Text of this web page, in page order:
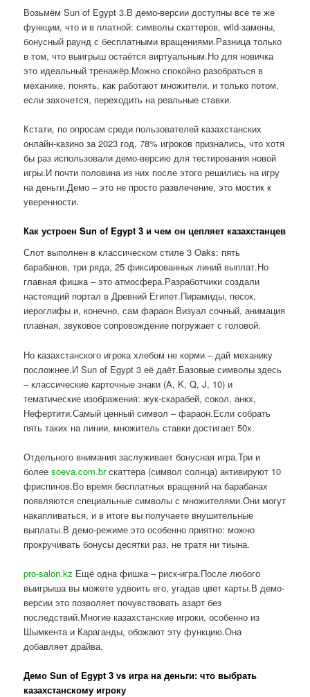
Возьмём Sun of Egypt 3.В демо-версии доступны все те же
функции, что и в платной: символы скаттеров, wild-замены,
бонусный раунд с бесплатными вращениями.Разница только
в том, что выигрыш остаётся виртуальным.Но для новичка
это идеальный тренажёр.Можно спокойно разобраться в
механике, понять, как работают множители, и только потом,
если захочется, переходить на реальные ставки.
Кстати, по опросам среди пользователей казахстанских
онлайн-казино за 2023 год, 78% игроков признались, что хотя
бы раз использовали демо-версию для тестирования новой
игры.И почти половина из них после этого решились на игру
на деньги.Демо – это не просто развлечение, это мостик к
уверенности.
Как устроен Sun of Egypt 3 и чем он цепляет казахстанцев
Слот выполнен в классическом стиле 3 Oaks: пять
барабанов, три ряда, 25 фиксированных линий выплат.Но
главная фишка – это атмосфера.Разработчики создали
настоящий портал в Древний Египет.Пирамиды, песок,
иероглифы и, конечно, сам фараон.Визуал сочный, анимация
плавная, звуковое сопровождение погружает с головой.
Но казахстанского игрока хлебом не корми – дай механику
посложнее.И Sun of Egypt 3 её даёт.Базовые символы здесь
– классические карточные знаки (A, K, Q, J, 10) и
тематические изображения: жук-скарабей, сокол, анкх,
Нефертити.Самый ценный символ – фараон.Если собрать
пять таких на линии, множитель ставки достигает 50x.
Отдельного внимания заслуживает бонусная игра.Три и
болееsoeva.com.brскаттера (символ солнца) активируют 10
фриспинов.Во время бесплатных вращений на барабанах
появляются специальные символы с множителями.Они могут
накапливаться, и в итоге вы получаете внушительные
выплаты.В демо-режиме это особенно приятно: можно
прокручивать бонусы десятки раз, не тратя ни тиына.
pro-salon.kz Ещё одна фишка – риск-игра.После любого
выигрыша вы можете удвоить его, угадав цвет карты.В демо-
версии это позволяет почувствовать азарт без
последствий.Многие казахстанские игроки, особенно из
Шымкента и Караганды, обожают эту функцию.Она
добавляет драйва.
Демо Sun of Egypt 3 vs игра на деньги: что выбрать
казахстанскому игроку